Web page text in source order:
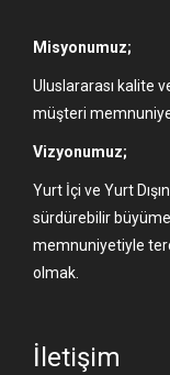
Misyonumuz;
Uluslararası kalite
müşteri
Vizyonumuz;
Yurt İçi ve Yurt
sürdürebilir
memnuniyetiyle
olmak.
İletişim